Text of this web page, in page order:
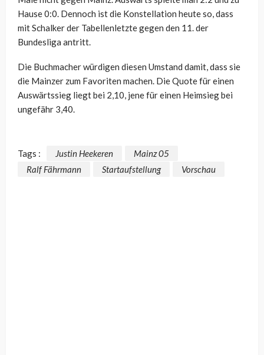
Hause 0:0. Dennoch ist die Konstellation heute so, dass
mit Schalker der Tabellenletzte gegen den 11. der
Bundesliga antritt.
Die Buchmacher würdigen diesen Umstand damit, dass sie
die Mainzer zum Favoriten machen. Die Quote für einen
Auswärtssieg liegt bei 2,10, jene für einen Heimsieg bei
ungefähr 3,40.
Tags : Justin Heekeren
Mainz 05
Ralf Fährmann
Startaufstellung Vorschau